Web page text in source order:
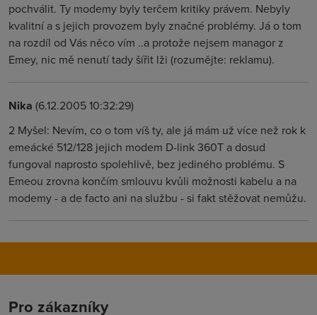
pochválit. Ty modemy byly terčem kritiky právem. Nebyly
kvalitní a s jejich provozem byly značné problémy. Já o tom
na rozdíl od Vás něco vím ..a protože nejsem managor z
Emey, nic mě nenutí tady šířit lži (rozumějte: reklamu).
Nika (6.12.2005 10:32:29)
2 Myšel: Nevím, co o tom víš ty, ale já mám už více než rok k
emeácké 512/128 jejich modem D-link 360T a dosud
fungoval naprosto spolehlivě, bez jediného problému. S
Emeou zrovna končím smlouvu kvůli možnosti kabelu a na
modemy - a de facto ani na službu - si fakt stěžovat nemůžu.
Pro zákazníky